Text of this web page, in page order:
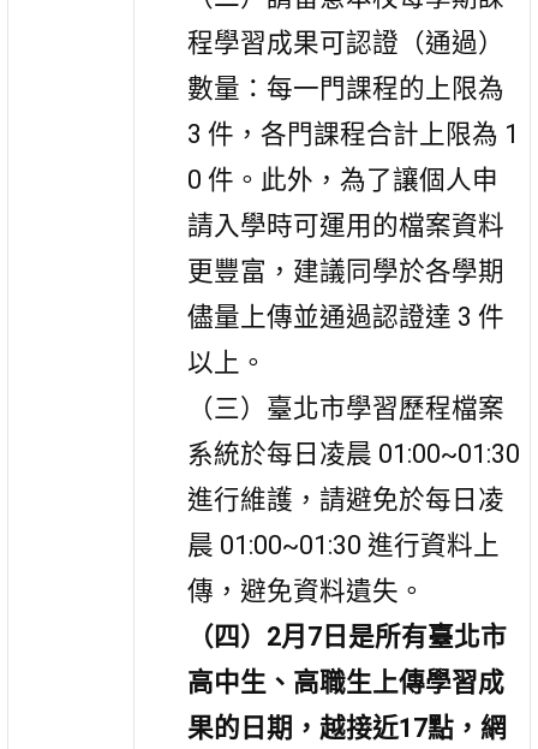
程學習成果可認證（通過）
數量：每一門課程的上限為
3 件，各門課程合計上限為 1
0 件。此外，為了讓個人申
請入學時可運用的檔案資料
更豐富，建議同學於各學期
儘量上傳並通過認證達 3 件
以上。
（三） 臺北市學習歷程檔案
系統於每日凌晨 01:00~01:30
進行維護，請避免於每日凌
晨 01:00~01:30 進行資料上
傳，避免資料遺失。
（四） 2月7日是所有臺北市
高中生、高職生上傳學習成
果的日期，越接近17點，網